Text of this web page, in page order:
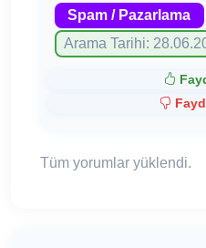
Spam / Pazarlama
Arama Tarihi:
Tüm yorumlar yüklendi.